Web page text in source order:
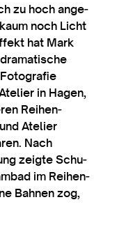
zu hoch ange­
noch Licht
hat Mark
in Hagen,
Reihen­
Atelier
Nach
zeigte Schu­
im Reihen­
Bahnen zog,